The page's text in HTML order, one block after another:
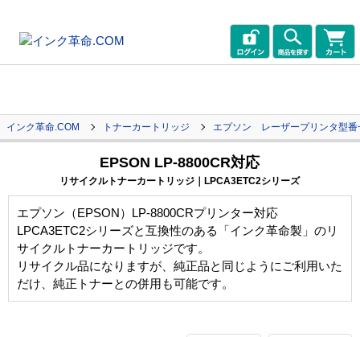
インク革命.COM トナーカートリッジ エプソン レーザープリンタ型番
EPSON LP-8800CR対応
リサイクルトナーカートリッジ｜LPCA3ETC2シリーズ
エプソン（EPSON）LP-8800CRプリンター対応
LPCA3ETC2シリーズと互換性のある「インク革命製」のリ
サイクルトナーカートリッジです。
リサイクル品になりますが、純正品と同じようにご利用いた
だけ、純正トナーとの併用も可能です。